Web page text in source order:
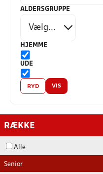
ALDERSGRUPPE
HJEMME
UDE
RYD VIS
RÆKKE
Alle
Senior